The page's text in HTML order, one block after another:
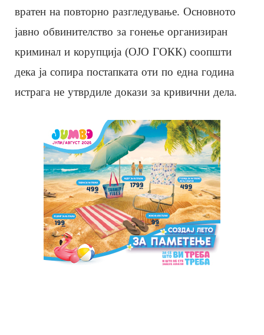
вратен на повторно разгледување. Основното
јавно обвинителство за гонење организиран
криминал и корупција (ОЈО ГОКК) соопшти
дека ја сопира постапката оти по една година
истрага не утврдиле докази за кривични дела.